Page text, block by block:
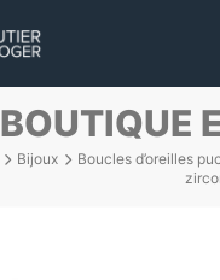
BOUTIQUE
Bijoux
Boucles d’oreilles